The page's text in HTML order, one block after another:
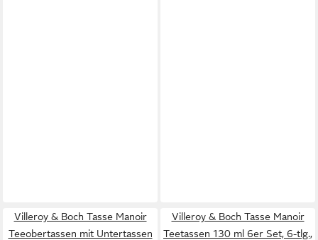
Villeroy & Boch Tasse Manoir
Teeobertassen mit Untertassen
Villeroy & Boch Tasse Manoir
Teetassen 130 ml 6er Set, 6-tlg.,